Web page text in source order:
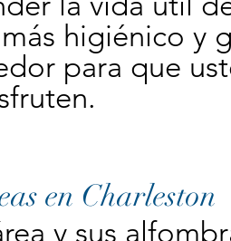
higiénico y
para que
en Charleston
y sus